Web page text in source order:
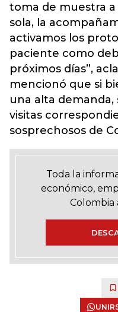
toma de muestra a
sola, la
activamos los
paciente como
próximos días”,
mencionó que si
una alta demanda,
visitas
sosprechosos de
Toda la
económico,
Colombia